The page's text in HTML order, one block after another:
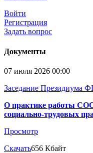
Войти
Регистрация
Задать вопрос
Документы
07 июля 2026 00:00
Заседание Президиума
О практике работы
социально-трудовых
Просмотр
Скачать656 Кбайт